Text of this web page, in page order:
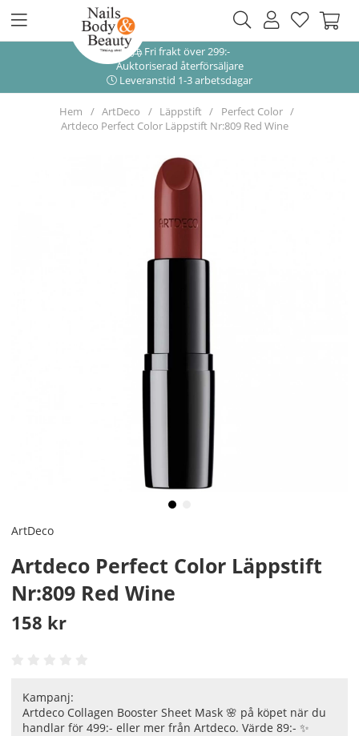
Fri frakt över 299:-
Auktoriserad återförsäljare
Leveranstid 1-3 arbetsdagar
Hem ArtDeco Läppstift
Perfect Color
Artdeco Perfect Color Läppstift Nr:809 Red Wine
ArtDeco
Artdeco Perfect Color Läppstift
Nr:809 Red Wine
158 kr
Kampanj:
Artdeco Collagen Booster Sheet Mask 🌸 på köpet när du
handlar för 499:- eller mer från Artdeco. Värde 89:- ✨